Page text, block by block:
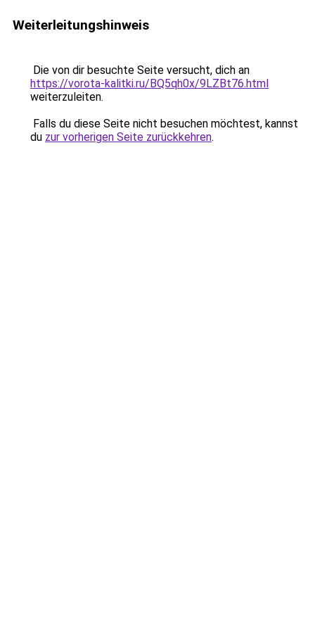
Weiterleitungshinweis
Die von dir besuchte Seite versucht, dich an
https://vorota-kalitki.ru/BQ5qh0x/9LZBt76.html
weiterzuleiten.
Falls du diese Seite nicht besuchen möchtest, kannst
du zur vorherigen Seite zurückkehren.